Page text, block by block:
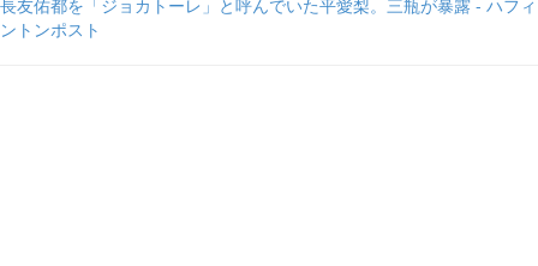
長友佑都を「ジョカトーレ」と呼んでいた平愛梨。三瓶が暴露 - ハフィ
ントンポスト